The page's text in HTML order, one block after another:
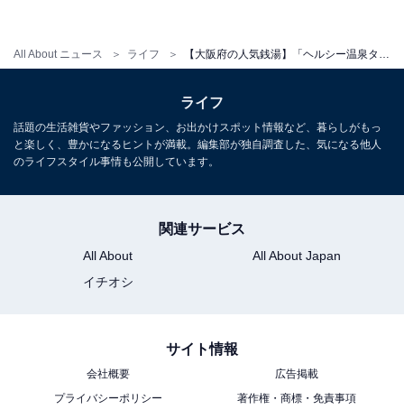
All About ニュース ライフ
宿泊：不可（早朝5時までの営業のため、宿泊施設とし
※2026年5月時点で、設備工事のため休館中。2026年6
月ごろにリニューアルオープン予定
ライフ
話題の生活雑貨やファッション、お出かけスポット情報など、暮らしがもっ
と楽しく、豊かになるヒントが満載。編集部が独自調査した、気になる他人
のライフスタイル事情も公開しています。
関連サービス
All About
All About Japan
イチオシ
サイト情報
会社概要
広告掲載
プライバシーポリシー
著作権・商標・免責事項